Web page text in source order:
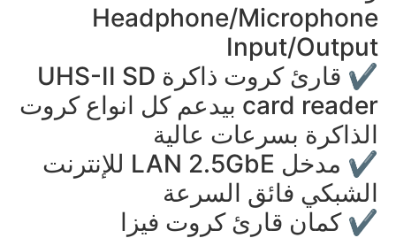
Headphone/Microphone
Input/Output
✔️ قارئ كروت ذاكرة UHS-II SD
card reader بيدعم كل انواع كروت
الذاكرة بسرعات عالية
✔️ مدخل LAN 2.5GbE للإنترنت
الشبكي فائق السرعة
✔️ كمان قارئ كروت فيزا